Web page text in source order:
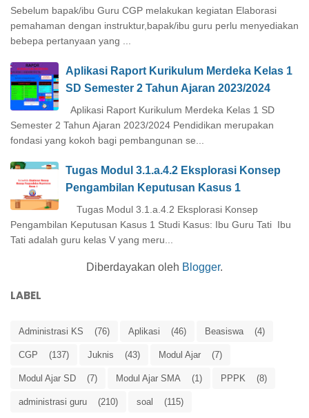
Sebelum bapak/ibu Guru CGP melakukan kegiatan Elaborasi
pemahaman dengan instruktur,bapak/ibu guru perlu menyediakan
bebepa pertanyaan yang ...
Aplikasi Raport Kurikulum Merdeka Kelas 1
SD Semester 2 Tahun Ajaran 2023/2024
Aplikasi Raport Kurikulum Merdeka Kelas 1 SD
Semester 2 Tahun Ajaran 2023/2024 Pendidikan merupakan
fondasi yang kokoh bagi pembangunan se...
Tugas Modul 3.1.a.4.2 Eksplorasi Konsep
Pengambilan Keputusan Kasus 1
Tugas Modul 3.1.a.4.2 Eksplorasi Konsep
Pengambilan Keputusan Kasus 1 Studi Kasus: Ibu Guru Tati Ibu
Tati adalah guru kelas V yang meru...
Diberdayakan oleh Blogger.
LABEL
Administrasi KS (76) Aplikasi (46) Beasiswa (4)
CGP (137) Juknis (43) Modul Ajar (7)
Modul Ajar SD (7) Modul Ajar SMA (1) PPPK (8)
administrasi guru (210) soal (115)